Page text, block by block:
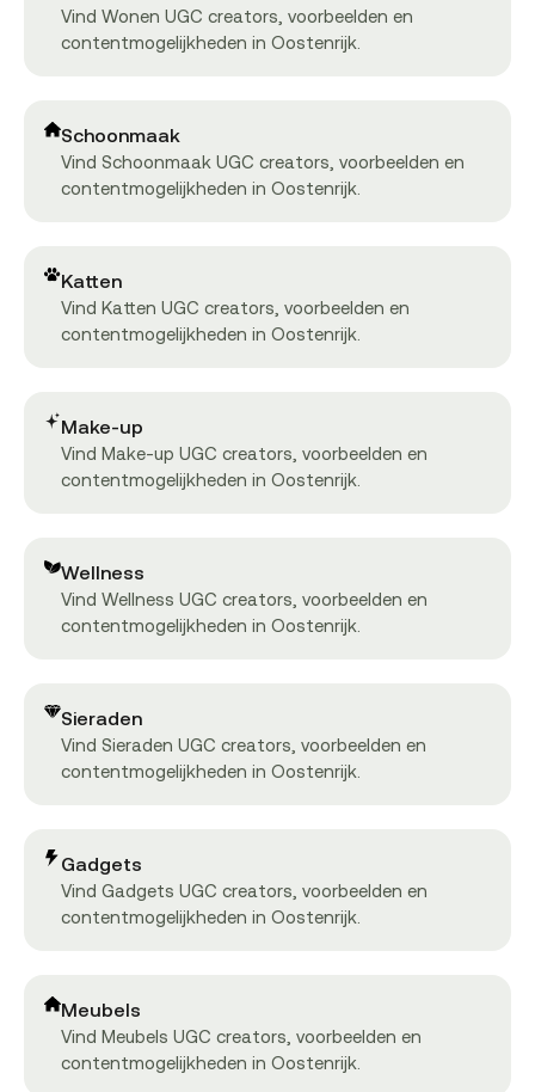
Vind Wonen UGC creators, voorbeelden en
contentmogelijkheden in Oostenrijk.
Schoonmaak
Vind Schoonmaak UGC creators, voorbeelden en
contentmogelijkheden in Oostenrijk.
Katten
Vind Katten UGC creators, voorbeelden en
contentmogelijkheden in Oostenrijk.
Make-up
Vind Make-up UGC creators, voorbeelden en
contentmogelijkheden in Oostenrijk.
Wellness
Vind Wellness UGC creators, voorbeelden en
contentmogelijkheden in Oostenrijk.
Sieraden
Vind Sieraden UGC creators, voorbeelden en
contentmogelijkheden in Oostenrijk.
Gadgets
Vind Gadgets UGC creators, voorbeelden en
contentmogelijkheden in Oostenrijk.
Meubels
Vind Meubels UGC creators, voorbeelden en
contentmogelijkheden in Oostenrijk.